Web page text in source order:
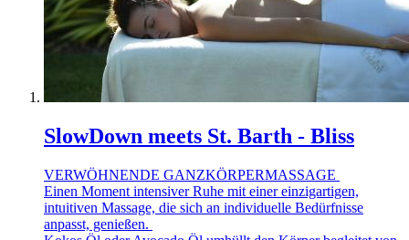
SlowDown meets St. Barth - Bliss
VERWÖHNENDE GANZKÖRPERMASSAGE
Einen Moment intensiver Ruhe mit einer einzigartigen,
intuitiven Massage, die sich an individuelle Bedürfnisse
anpasst, genießen.